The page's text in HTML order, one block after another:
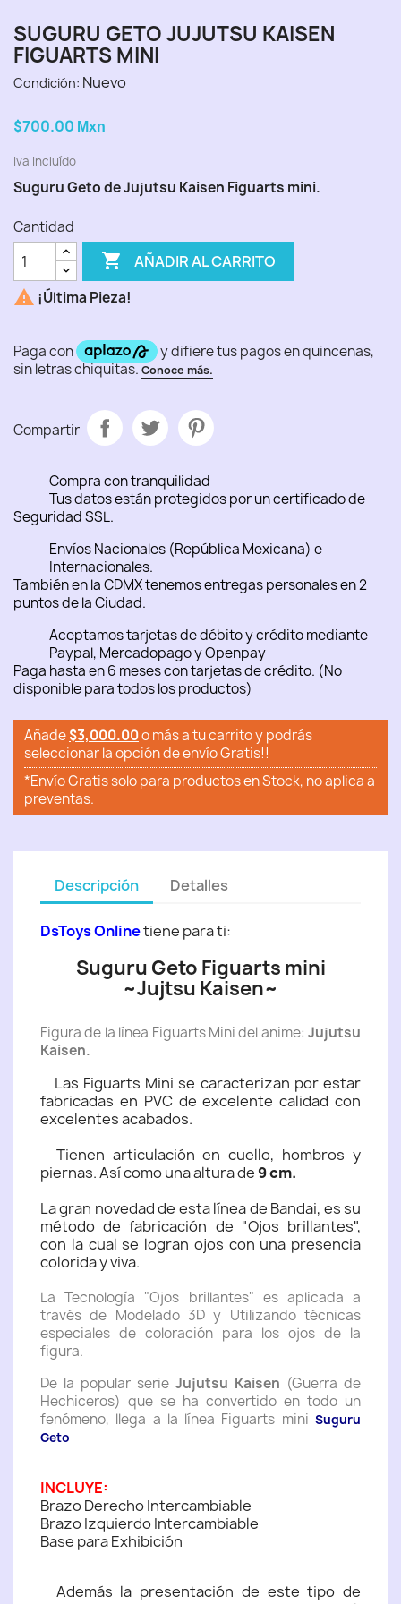
SUGURU GETO JUJUTSU KAISEN
FIGUARTS MINI
Condición: Nuevo
$700.00 Mxn
Iva Incluído
Suguru Geto de Jujutsu Kaisen Figuarts mini.
Cantidad
 AÑADIR AL CARRITO
 ¡Última Pieza!
Compartir
Compra con tranquilidad
Tus datos están protegidos por un certificado de
Seguridad SSL.
Envíos Nacionales (República Mexicana) e
Internacionales.
También en la CDMX tenemos entregas personales en 2
puntos de la Ciudad.
Aceptamos tarjetas de débito y crédito mediante
Paypal, Mercadopago y Openpay
Paga hasta en 6 meses con tarjetas de crédito. (No
disponible para todos los productos)
Añade$3,000.00o más a tu carrito y podrás
seleccionar la opción de envío Gratis!!
*Envío Gratis solo para productos en Stock, no aplica a
preventas.
Descripción Detalles
DsToys Onlinetiene para ti:
Suguru Geto Figuarts mini
~Jujtsu Kaisen~
Figura de la línea Figuarts Mini del anime: Jujutsu
Kaisen.
Las Figuarts Mini se caracterizan por estar
fabricadas en PVC de excelente calidad con
excelentes acabados.
Tienen articulación en cuello, hombros y
piernas. Así como una altura de 9 cm.
La gran novedad de esta línea de Bandai, es su
método de fabricación de "Ojos brillantes",
con la cual se logran ojos con una presencia
colorida y viva.
La Tecnología "Ojos brillantes" es aplicada a
través de Modelado 3D y Utilizando técnicas
especiales de coloración para los ojos de la
figura.
De la popular serie Jujutsu Kaisen (Guerra de
Hechiceros) que se ha convertido en todo un
fenómeno, llega a la línea Figuarts mini Suguru
Geto
INCLUYE:
Brazo Derecho Intercambiable
Brazo Izquierdo Intercambiable
Base para Exhibición
Además la presentación de este tipo de